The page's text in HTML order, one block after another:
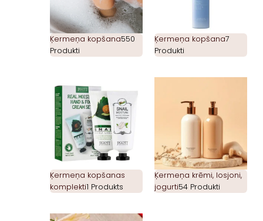
Ķermeņa kopšana550
Produkti
Ķermeņa kopšana7
Produkti
Ķermeņa kopšanas
komplekti1 Produkts
Ķermeņa krēmi, losjoni,
jogurti54 Produkti